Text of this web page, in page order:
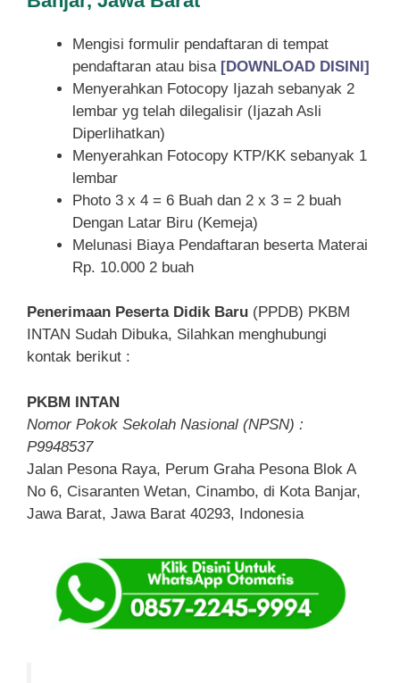
Mengisi formulir pendaftaran di tempat
pendaftaran atau bisa [DOWNLOAD DISINI]
Menyerahkan Fotocopy Ijazah sebanyak 2
lembar yg telah dilegalisir (Ijazah Asli
Diperlihatkan)
Menyerahkan Fotocopy KTP/KK sebanyak 1
lembar
Photo 3 x 4 = 6 Buah dan 2 x 3 = 2 buah
Dengan Latar Biru (Kemeja)
Melunasi Biaya Pendaftaran beserta Materai
Rp. 10.000 2 buah
Penerimaan Peserta Didik Baru (PPDB) PKBM
INTAN Sudah Dibuka, Silahkan menghubungi
kontak berikut :
PKBM INTAN
Nomor Pokok Sekolah Nasional (NPSN) :
P9948537
Jalan Pesona Raya, Perum Graha Pesona Blok A
No 6, Cisaranten Wetan, Cinambo, di Kota Banjar,
Jawa Barat, Jawa Barat 40293, Indonesia